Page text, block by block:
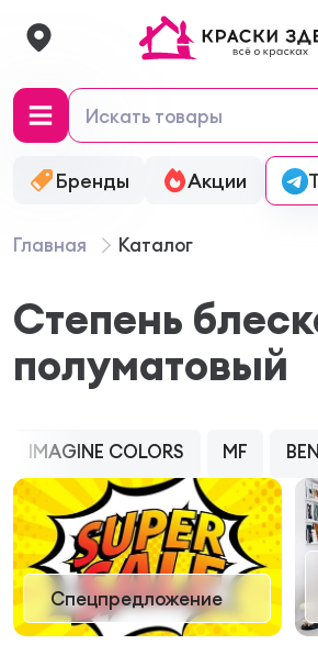
Бренды Акции
Главная Каталог
Степень
полуматовый
Спецпредложение
IMAGINE COLORS MF